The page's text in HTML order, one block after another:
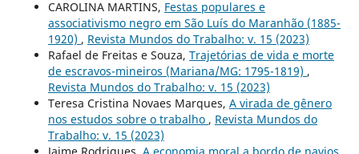
CAROLINA MARTINS, Festas populares e
associativismo negro em São Luís do Maranhão (1885-
1920) , Revista Mundos do Trabalho: v. 15 (2023)
Rafael de Freitas e Souza, Trajetórias de vida e morte
de escravos-mineiros (Mariana/MG: 1795-1819) ,
Revista Mundos do Trabalho: v. 15 (2023)
Teresa Cristina Novaes Marques, A virada de gênero
nos estudos sobre o trabalho , Revista Mundos do
Trabalho: v. 15 (2023)